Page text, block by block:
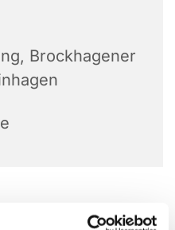
Brockhagener